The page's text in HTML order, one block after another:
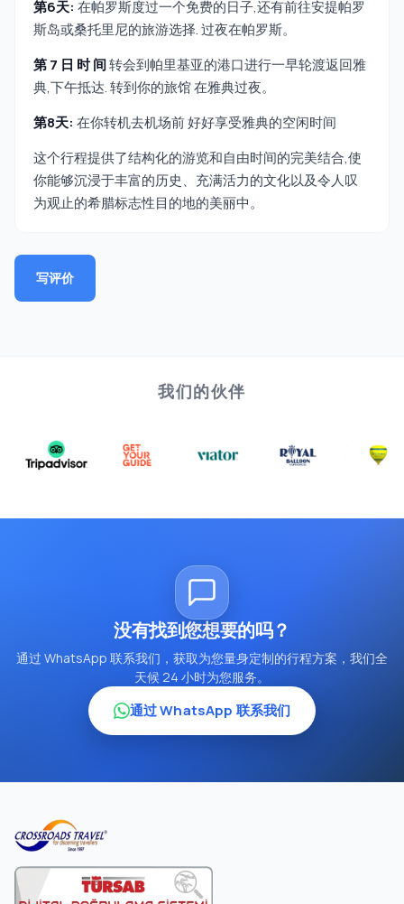
第6天: 在帕罗斯度过一个免费的日子,还有前往安提帕罗
斯岛或桑托里尼的旅游选择. 过夜在帕罗斯。
第 7 日 时 间转会到帕里基亚的港口进行一早轮渡返回雅
典,下午抵达. 转到你的旅馆 在雅典过夜。
第8天: 在你转机去机场前 好好享受雅典的空闲时间
这个行程提供了结构化的游览和自由时间的完美结合,使
你能够沉浸于丰富的历史、充满活力的文化以及令人叹
为观止的希腊标志性目的地的美丽中。
写评价
我们的伙伴
没有找到您想要的吗？
通过 WhatsApp 联系我们，获取为您量身定制的行程方案，我们全
天候 24 小时为您服务。
通过 WhatsApp 联系我们